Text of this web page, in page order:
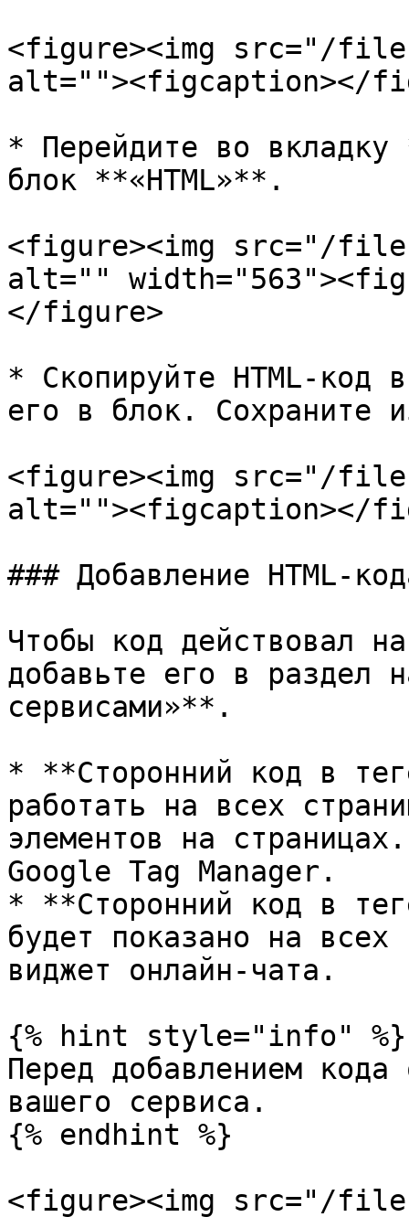
<figure><img src="/files/
alt=""><figcaption></
* Перейдите во
блок **«HTML»**.
<figure><img src="/files/
alt=""
</figure>
* Cкопируйте HTML-код
его в блок. Сохраните
<figure><img src="/
alt=""><figcaption></
### Добавление HTML-
Чтобы код действовал
добавьте его в раздел
сервисами»**.
* **Сторонний код в
работать на всех
элементов на
Google Tag Manager.
* **Сторонний код в
будет показано на
виджет онлайн-чата.
{% hint style="info" %}
Перед добавлением кода
вашего сервиса.
{% endhint %}
<figure><img src="/files/